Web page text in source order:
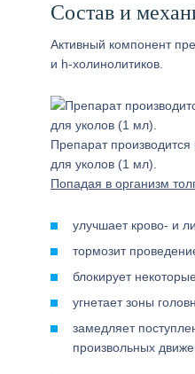
Состав и
Активный компонент
и h-холинолитиков.
Препарат
для уколов (1 мл).
Попадая в организм
улучшает крово- и
тормозит
блокирует
угнетает зоны
замедляет
произвольных